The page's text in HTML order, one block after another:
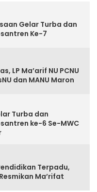
Gelar Turba dan
Ke-7
LP Ma’arif NU PCNU
dan MANU Maron
Turba dan
ke-6 Se-MWC
Terpadu,
Ma’rifat